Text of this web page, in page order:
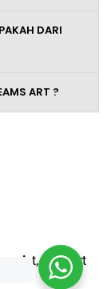
DARI
ART ?
Art, Support